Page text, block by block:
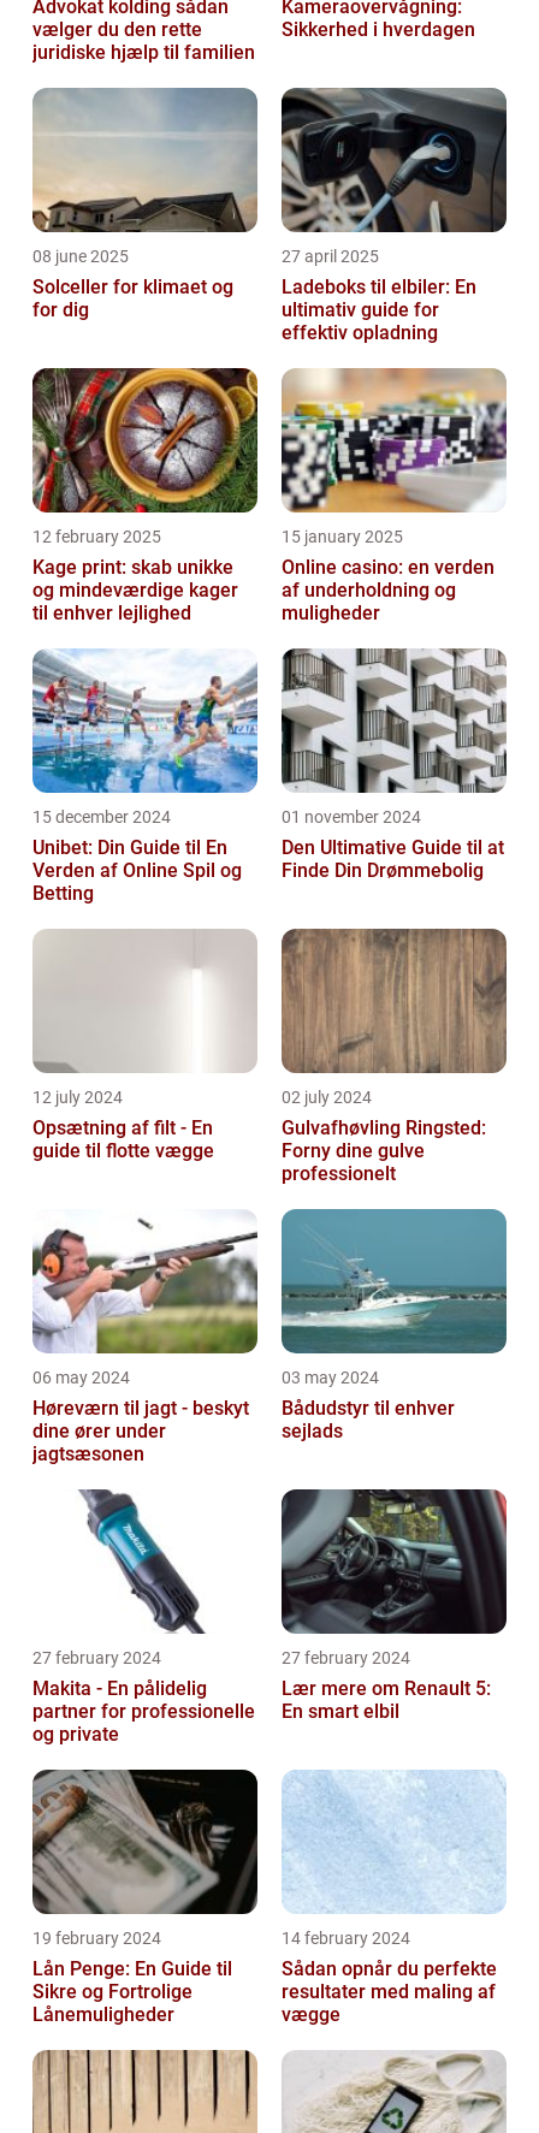
Advokat kolding sådan
vælger du den rette
juridiske hjælp til familien
Kameraovervågning:
Sikkerhed i hverdagen
08 june 2025
Solceller for klimaet og
for dig
27 april 2025
Ladeboks til elbiler: En
ultimativ guide for
effektiv opladning
12 february 2025
Kage print: skab unikke
og mindeværdige kager
til enhver lejlighed
15 january 2025
Online casino: en verden
af underholdning og
muligheder
15 december 2024
Unibet: Din Guide til En
Verden af Online Spil og
Betting
01 november 2024
Den Ultimative Guide til at
Finde Din Drømmebolig
12 july 2024
Opsætning af filt - En
guide til flotte vægge
02 july 2024
Gulvafhøvling Ringsted:
Forny dine gulve
professionelt
06 may 2024
Høreværn til jagt - beskyt
dine ører under
jagtsæsonen
03 may 2024
Bådudstyr til enhver
sejlads
27 february 2024
Makita - En pålidelig
partner for professionelle
og private
27 february 2024
Lær mere om Renault 5:
En smart elbil
19 february 2024
Lån Penge: En Guide til
Sikre og Fortrolige
Lånemuligheder
14 february 2024
Sådan opnår du perfekte
resultater med maling af
vægge